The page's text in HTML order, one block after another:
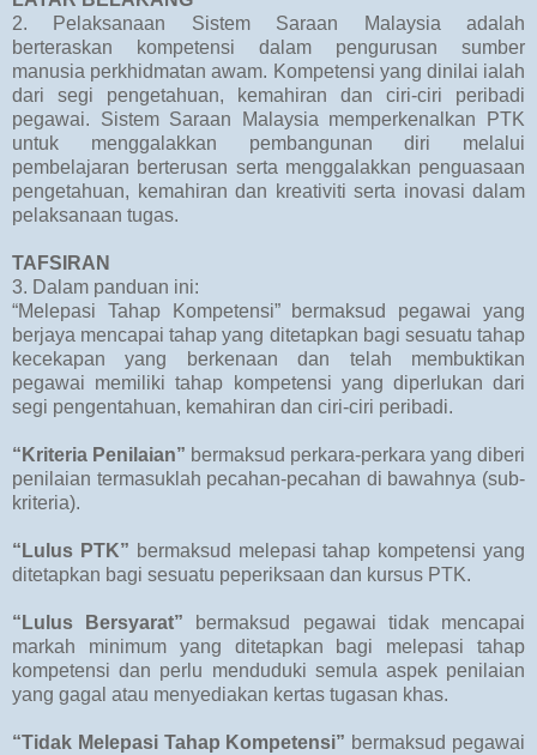
2. Pelaksanaan Sistem Saraan Malaysia adalah
berteraskan kompetensi dalam pengurusan sumber
manusia perkhidmatan awam. Kompetensi yang dinilai ialah
dari segi pengetahuan, kemahiran dan ciri-ciri peribadi
pegawai. Sistem Saraan Malaysia memperkenalkan PTK
untuk menggalakkan pembangunan diri melalui
pembelajaran berterusan serta menggalakkan penguasaan
pengetahuan, kemahiran dan kreativiti serta inovasi dalam
pelaksanaan tugas.
TAFSIRAN
3. Dalam panduan ini:
“Melepasi Tahap Kompetensi” bermaksud pegawai yang
berjaya mencapai tahap yang ditetapkan bagi sesuatu tahap
kecekapan yang berkenaan dan telah membuktikan
pegawai memiliki tahap kompetensi yang diperlukan dari
segi pengentahuan, kemahiran dan ciri-ciri peribadi.
“Kriteria Penilaian” bermaksud perkara-perkara yang diberi
penilaian termasuklah pecahan-pecahan di bawahnya (sub-
kriteria).
“Lulus PTK” bermaksud melepasi tahap kompetensi yang
ditetapkan bagi sesuatu peperiksaan dan kursus PTK.
“Lulus Bersyarat” bermaksud pegawai tidak mencapai
markah minimum yang ditetapkan bagi melepasi tahap
kompetensi dan perlu menduduki semula aspek penilaian
yang gagal atau menyediakan kertas tugasan khas.
“Tidak Melepasi Tahap Kompetensi” bermaksud pegawai